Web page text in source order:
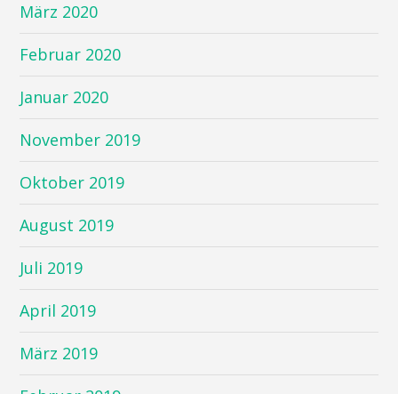
März 2020
Februar 2020
Januar 2020
November 2019
Oktober 2019
August 2019
Juli 2019
April 2019
März 2019